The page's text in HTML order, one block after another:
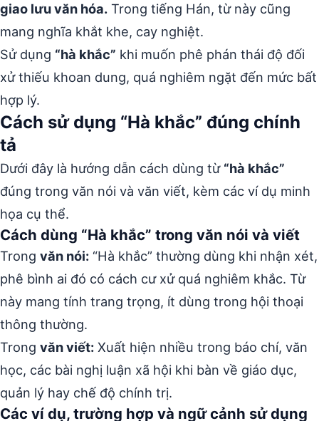
giao lưu văn hóa. Trong tiếng Hán, từ này cũng
mang nghĩa khắt khe, cay nghiệt.
Sử dụng “hà khắc” khi muốn phê phán thái độ đối
xử thiếu khoan dung, quá nghiêm ngặt đến mức bất
hợp lý.
Cách sử dụng “Hà khắc” đúng chính
tả
Dưới đây là hướng dẫn cách dùng từ “hà khắc”
đúng trong văn nói và văn viết, kèm các ví dụ minh
họa cụ thể.
Cách dùng “Hà khắc” trong văn nói và viết
Trong văn nói: “Hà khắc” thường dùng khi nhận xét,
phê bình ai đó có cách cư xử quá nghiêm khắc. Từ
này mang tính trang trọng, ít dùng trong hội thoại
thông thường.
Trong văn viết: Xuất hiện nhiều trong báo chí, văn
học, các bài nghị luận xã hội khi bàn về giáo dục,
quản lý hay chế độ chính trị.
Các ví dụ, trường hợp và ngữ cảnh sử dụng